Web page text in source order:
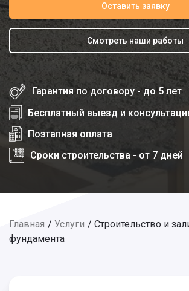
Оставить заявку
Смотреть наши работы
Гарантия по договору - до 5 лет
Бесплатный выезд и
Поэтапная оплата
Сроки строительства - от 7 дней
Главная Услуги
Строительство и
фундамента